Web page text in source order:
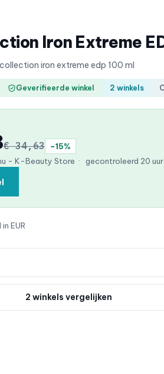
Iron Extreme
iron extreme edp 100 ml
Geverifieerde winkel 2 winkels
€ 34,63
−15%
- K-Beauty Store · gecontroleerd 20
EUR
2 winkels vergelijken